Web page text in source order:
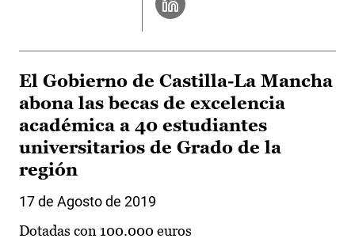
El Gobierno de Castilla-La Mancha
abona las becas de excelencia
académica a 40 estudiantes
universitarios de Grado de la
región
17 de Agosto de 2019
Dotadas con 100.000 euros